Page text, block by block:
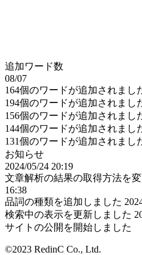
追加ワード数
08/07
164個のワードが追加されまし
194個のワードが追加されまし
156個のワードが追加されまし
144個のワードが追加されまし
131個のワードが追加されまし
お知らせ
2024/05/24 20:19
文章解析の結果の取得方法を変
16:38
品詞の種類を追加しました
検索中の表示を更新しました
サイトの公開を開始しました
©2023 RedinC Co., Ltd.